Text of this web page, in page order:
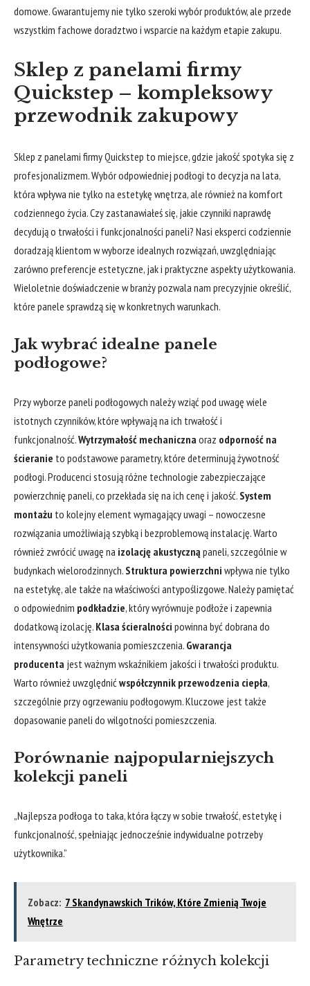
domowe. Gwarantujemy nie tylko szeroki wybór produktów, ale przede
wszystkim fachowe doradztwo i wsparcie na każdym etapie zakupu.
Sklep z panelami firmy
Quickstep – kompleksowy
przewodnik zakupowy
Sklep z panelami firmy Quickstep to miejsce, gdzie jakość spotyka się z
profesjonalizmem. Wybór odpowiedniej podłogi to decyzja na lata,
która wpływa nie tylko na estetykę wnętrza, ale również na komfort
codziennego życia. Czy zastanawiałeś się, jakie czynniki naprawdę
decydują o trwałości i funkcjonalności paneli? Nasi eksperci codziennie
doradzają klientom w wyborze idealnych rozwiązań, uwzględniając
zarówno preferencje estetyczne, jak i praktyczne aspekty użytkowania.
Wieloletnie doświadczenie w branży pozwala nam precyzyjnie określić,
które panele sprawdzą się w konkretnych warunkach.
Jak wybrać idealne panele
podłogowe?
Przy wyborze paneli podłogowych należy wziąć pod uwagę wiele
istotnych czynników, które wpływają na ich trwałość i
funkcjonalność.Wytrzymałość mechaniczna oraz odporność na
ścieranie to podstawowe parametry, które determinują żywotność
podłogi. Producenci stosują różne technologie zabezpieczające
powierzchnię paneli, co przekłada się na ich cenę i jakość. System
montażu to kolejny element wymagający uwagi – nowoczesne
rozwiązania umożliwiają szybką i bezproblemową instalację. Warto
również zwrócić uwagę na izolację akustyczną paneli, szczególnie w
budynkach wielorodzinnych. Struktura powierzchni wpływa nie tylko
na estetykę, ale także na właściwości antypoślizgowe. Należy pamiętać
o odpowiednim podkładzie, który wyrównuje podłoże i zapewnia
dodatkową izolację. Klasa ścieralności powinna być dobrana do
intensywności użytkowania pomieszczenia. Gwarancja
producenta jest ważnym wskaźnikiem jakości i trwałości produktu.
Warto również uwzględnić współczynnik przewodzenia ciepła,
szczególnie przy ogrzewaniu podłogowym. Kluczowe jest także
dopasowanie paneli do wilgotności pomieszczenia.
Porównanie najpopularniejszych
kolekcji paneli
„Najlepsza podłoga to taka, która łączy w sobie trwałość, estetykę i
funkcjonalność, spełniając jednocześnie indywidualne potrzeby
użytkownika.”
Zobacz: 7 Skandynawskich Trików, Które Zmienią Twoje
Wnętrze
Parametry techniczne różnych kolekcji